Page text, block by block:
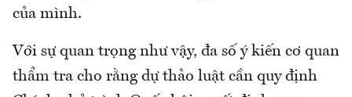
của mình.
Với sự quan trọng như vậy, đa số ý kiến cơ quan
thẩm tra cho rằng dự thảo luật cần quy định